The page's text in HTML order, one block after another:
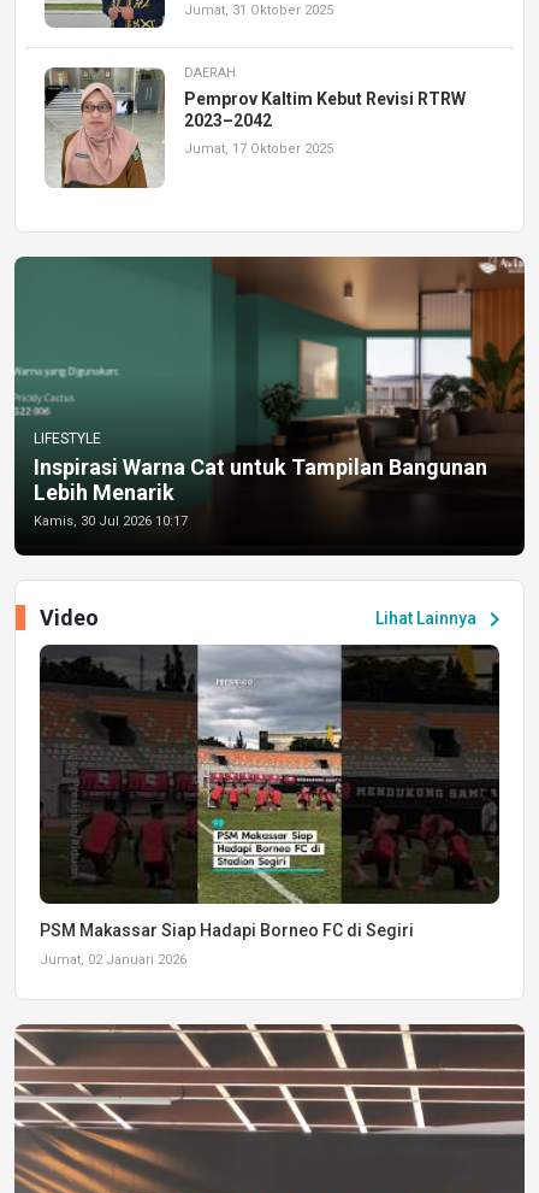
Jumat, 31 Oktober 2025
DAERAH
Pemprov Kaltim Kebut Revisi RTRW
2023–2042
Jumat, 17 Oktober 2025
LIFESTYLE
Inspirasi Warna Cat untuk Tampilan Bangunan
Lebih Menarik
Kamis, 30 Jul 2026 10:17
Lihat Lainnya chevron_right
Video
PSM Makassar Siap Hadapi Borneo FC di Segiri
Jumat, 02 Januari 2026